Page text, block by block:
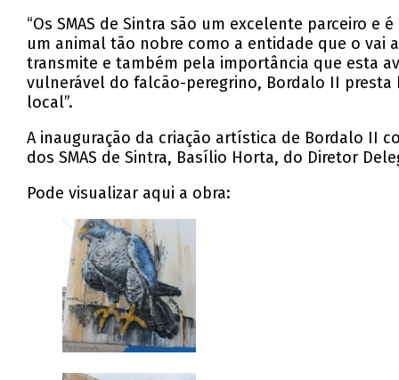
“Os SMAS de Sintra são um excelente parceiro
um animal tão nobre como a entidade que o vai
transmite e também pela importância que esta
vulnerável do falcão-peregrino, Bordalo II
local”.
A inauguração da criação artística de Bordalo II
dos SMAS de Sintra, Basílio Horta, do Diretor
Pode visualizar aqui a obra: